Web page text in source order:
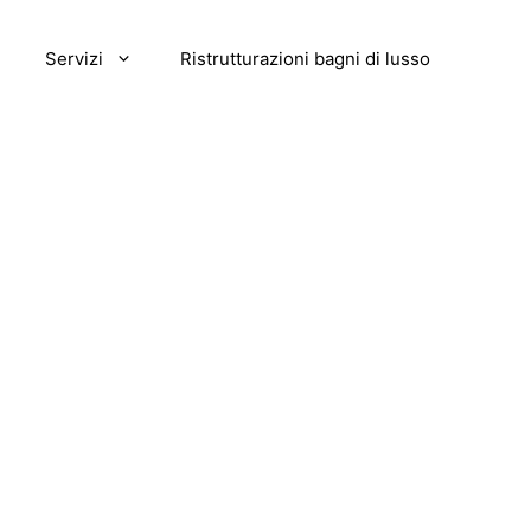
Servizi Ristrutturazioni bagni di lusso